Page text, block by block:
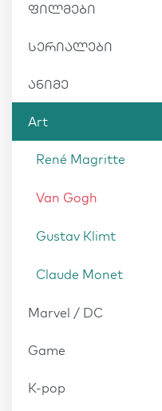
ფილმები
სერიალები
ანიმე
Art
René Magritte
Van Gogh
Gustav Klimt
Claude Monet
Marvel / DC
Game
K-pop